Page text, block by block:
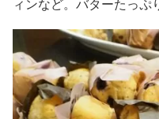
ィンなど。バターたっぷ